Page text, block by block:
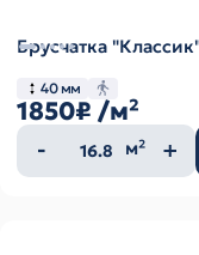
Брусчатка
40 мм
1850₽ /м²
Количество
товара
м²